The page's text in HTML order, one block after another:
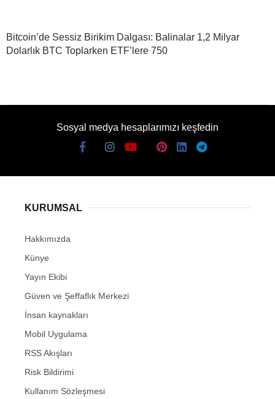
Bitcoin’de Sessiz Birikim Dalgası: Balinalar 1,2 Milyar
Dolarlık BTC Toplarken ETF’lere 750
Sosyal medya hesaplarımızı keşfedin
KURUMSAL
Hakkımızda
Künye
Yayın Ekibi
Güven ve Şeffaflık Merkezi
İnsan kaynakları
Mobil Uygulama
RSS Akışları
Risk Bildirimi
Kullanım Sözleşmesi